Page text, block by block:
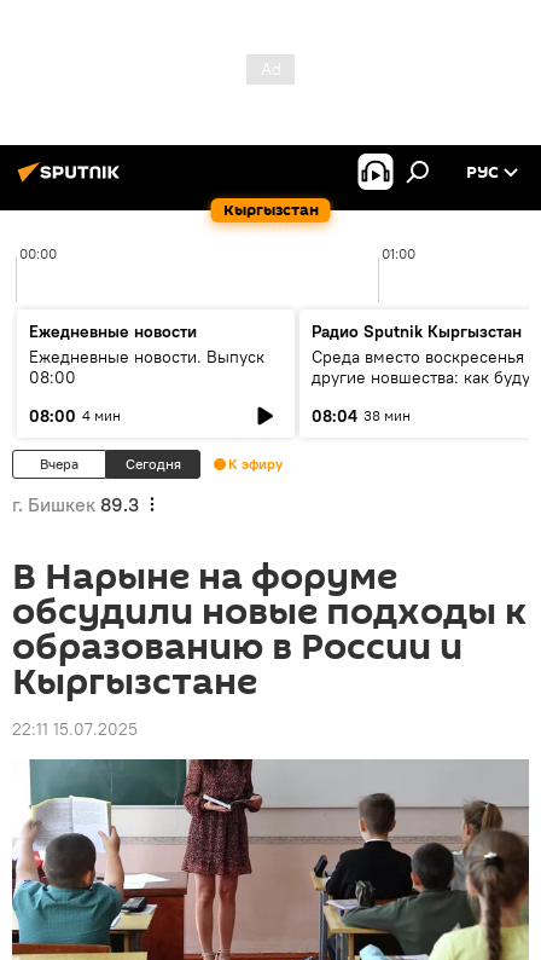
Кыргызстан
РУС
00:00 01:00
Ежедневные новости
Ежедневные новости. Выпуск
08:00
08:00 4 мин
Радио Sputnik Кыргызстан
Среда вместо воскресенья и
другие новшества: как будут
08:04 38 мин
Вчера Сегодня К эфиру
г. Бишкек 89.3
В Нарыне на форуме
обсудили новые подходы к
образованию в России и
Кыргызстане
22:11 15.07.2025